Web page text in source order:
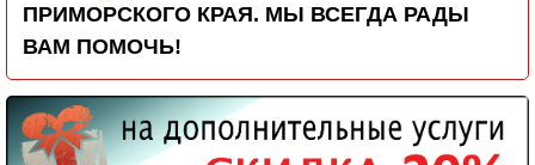
ПРИМОРСКОГО КРАЯ. МЫ ВСЕГДА РАДЫ
ВАМ ПОМОЧЬ!